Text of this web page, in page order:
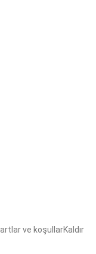
ve koşullarKaldır